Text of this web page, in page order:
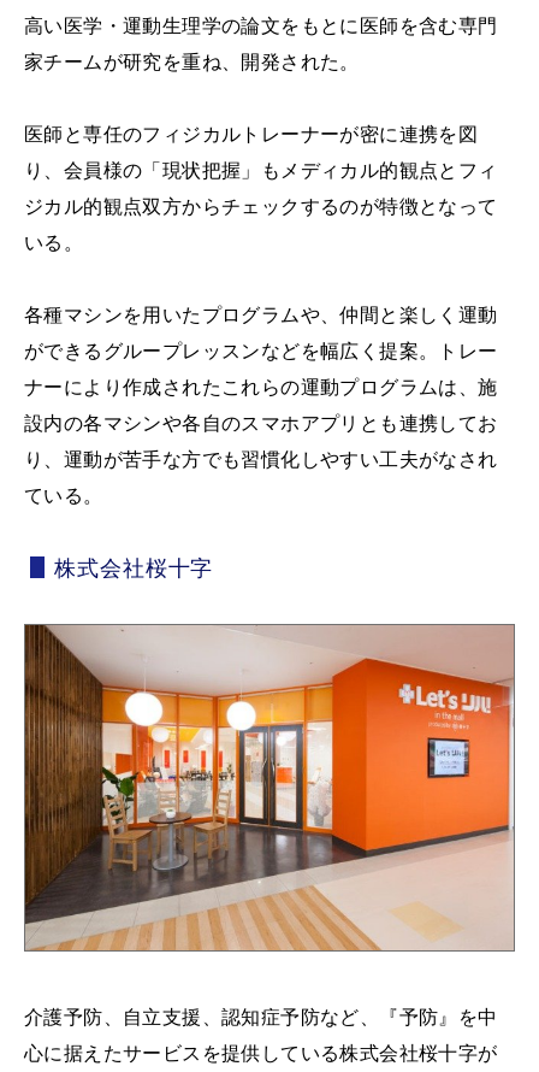
高い医学・運動生理学の論文をもとに医師を含む専門
家チームが研究を重ね、開発された。
医師と専任のフィジカルトレーナーが密に連携を図
り、会員様の「現状把握」もメディカル的観点とフィ
ジカル的観点双方からチェックするのが特徴となって
いる。
各種マシンを用いたプログラムや、仲間と楽しく運動
ができるグループレッスンなどを幅広く提案。トレー
ナーにより作成されたこれらの運動プログラムは、施
設内の各マシンや各自のスマホアプリとも連携してお
り、運動が苦手な方でも習慣化しやすい工夫がなされ
ている。
株式会社桜十字
介護予防、自立支援、認知症予防など、『予防』を中
心に据えたサービスを提供している株式会社桜十字が